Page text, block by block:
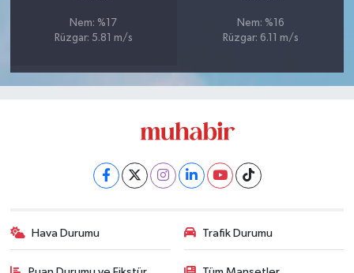
Nem: %17
Rüzgar: 5.81 m/s
Nem: %16
Rüzgar: 6.11 m/s
Hava Durumu Trafik Durumu